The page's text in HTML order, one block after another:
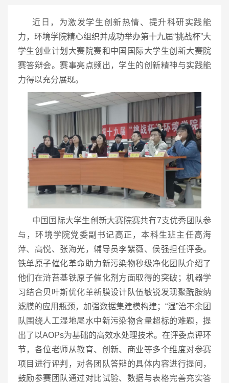
近日，为激发学生创新热情、提升科研实践能
力，环境学院精心组织并成功举办第十九届“挑战杯”大
学生创业计划大赛院赛和中国国际大学生创新大赛院
赛答辩会。赛事亮点频出，学生的创新精神与实践能
力得以充分展现。
中国国际大学生创新大赛院赛共有7支优秀团队参
与，环境学院党委副书记高正，本科生班主任高海
萍、高悦、张海光，辅导员李紫薇、侯强担任评委。
铁单原子催化革命助力新污染物秒级净化团队介绍了
他们在浒苔基铁原子催化剂方面取得的突破；机器学
习结合贝叶斯优化革新膜设计队伍敏锐发现聚酰胺纳
滤膜的应用瓶颈，加强数据集建模构建；“湿”治不余团
队围绕人工湿地尾水中新污染物含量超标的难题，提
出了以AOPs为基础的高效水处理技术。在评委点评环
节，各位老师从教育、创新、商业等多个维度对参赛
项目进行评判，对各团队答辩的具体内容进行提问，
鼓励参赛团队通过对比试验、数据与表格完善充实答